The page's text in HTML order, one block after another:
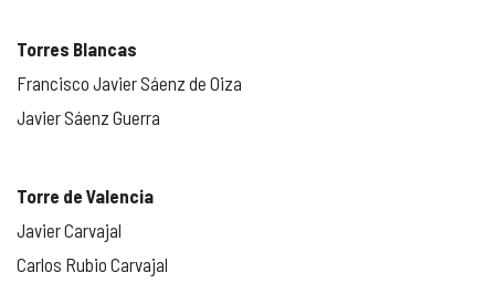
Torres Blancas
Francisco Javier Sáenz de Oiza
Javier Sáenz Guerra
Torre de Valencia
Javier Carvajal
Carlos Rubio Carvajal